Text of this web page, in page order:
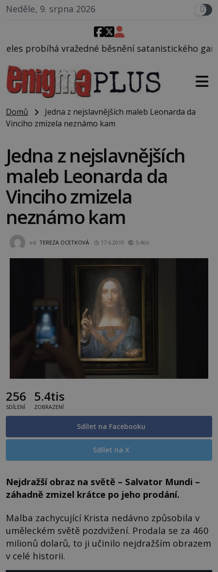
Neděle, 9. srpna 2026
satanistického gangu vedeného
Domů
Jedna z nejslavnějších maleb Leonarda da
Vinciho zmizela neznámo kam
Jedna z nejslavnějších
maleb Leonarda da
Vinciho zmizela
neznámo kam
od TEREZA OCETKOVÁ 17.6.2019 5.4tis
256
SDÍLENÍ
5.4tis
ZOBRAZENÍ
Sdílet na Facebooku
Sdílet na X
Nejdražší obraz na světě – Salvator Mundi –
záhadně zmizel krátce po jeho prodání.
Malba zachycující Krista nedávno způsobila v
uměleckém světě pozdvižení. Prodala se za 460
milionů dolarů, to ji učinilo nejdražším obrazem
v celé historii.